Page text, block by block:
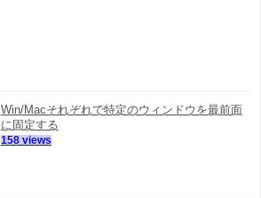
Win/Macそれぞれで特定のウィンドウを最前面
に固定する
158 views